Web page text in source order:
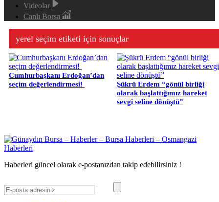
Videolar
Canlı Borsa
yerel seçim etiketi için sonuçlar
Cumhurbaşkanı Erdoğan’dan
seçim değerlendirmesi!
Şükrü Erdem “gönül birliği
olarak başlattığımız hareket
sevgi seline dönüştü”
Haberleri güncel olarak e-postanızdan takip edebilirsiniz !